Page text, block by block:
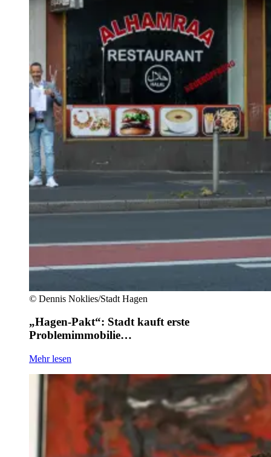
© Dennis Noklies/Stadt Hagen
„Hagen-Pakt“: Stadt kauft erste
Problemimmobilie…
Mehr lesen